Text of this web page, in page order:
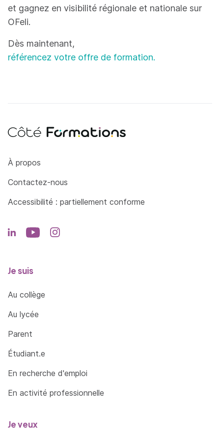
et gagnez en visibilité régionale et nationale sur
OFeli.
Dès maintenant,
référencez votre offre de formation.
Côté Formations
À propos
Contactez-nous
Accessibilité : partiellement conforme
Je suis
Au collège
Au lycée
Parent
Étudiant.e
En recherche d'emploi
En activité professionnelle
Je veux